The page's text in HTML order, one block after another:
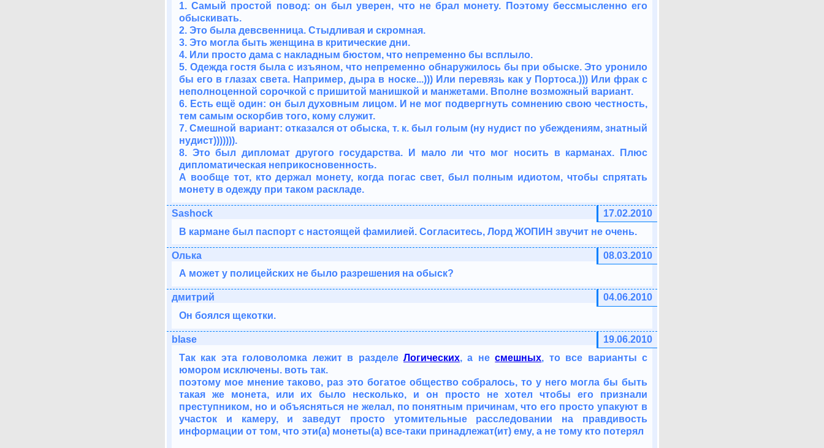
1. Самый простой повод: он был уверен, что не брал монету. Поэтому бессмысленно его
обыскивать.
2. Это была девсвенница. Стыдливая и скромная.
3. Это могла быть женщина в критические дни.
4. Или просто дама с накладным бюстом, что непременно бы всплыло.
5. Одежда гостя была с изъяном, что непременно обнаружилось бы при обыске. Это уронило
бы его в глазах света. Например, дыра в носке...))) Или перевязь как у Портоса.))) Или фрак с
неполноценной сорочкой с пришитой манишкой и манжетами. Вполне возможный вариант.
6. Есть ещё один: он был духовным лицом. И не мог подвергнуть сомнению свою честность,
тем самым оскорбив того, кому служит.
7. Смешной вариант: отказался от обыска, т. к. был голым (ну нудист по убеждениям, знатный
нудист))))))).
8. Это был дипломат другого государства. И мало ли что мог носить в карманах. Плюс
дипломатическая неприкосновенность.
А вообще тот, кто держал монету, когда погас свет, был полным идиотом, чтобы спрятать
монету в одежду при таком раскладе.
17.02.2010
Sashock
В кармане был паспорт с настоящей фамилией. Согласитесь, Лорд ЖОПИН звучит не очень.
08.03.2010
Олька
А может у полицейских не было разрешения на обыск?
04.06.2010
дмитрий
Он боялся щекотки.
19.06.2010
blase
Так как эта головоломка лежит в разделе Логических, а несмешных, то все варианты с
юмором исключены. воть так.
поэтому мое мнение таково, раз это богатое общество собралось, то у него могла бы быть
такая же монета, или их было несколько, и он просто не хотел чтобы его признали
преступником, но и объясняться не желал, по понятным причинам, что его просто упакуют в
участок и камеру, и заведут просто утомительные расследовании на правдивость
информации от том, что эти(а) монеты(а) все-таки принадлежат(ит) ему, а не тому кто потерял